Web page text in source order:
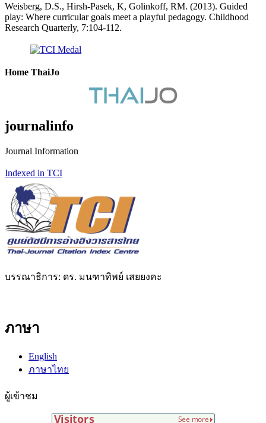
Weisberg, D.S., Hirsh-Pasek, K, Golinkoff, RM. (2013). Guided
play: Where curricular goals meet a playful pedagogy. Childhood
Research Quarterly, 7:104-112.
Home ThaiJo
journalinfo
Journal Information
Indexed in TCI
บรรณาธิการ: ดร. มนฑาทิพย์ เสยยงคะ
ภาษา
English
ภาษาไทย
ผู้เข้าชม